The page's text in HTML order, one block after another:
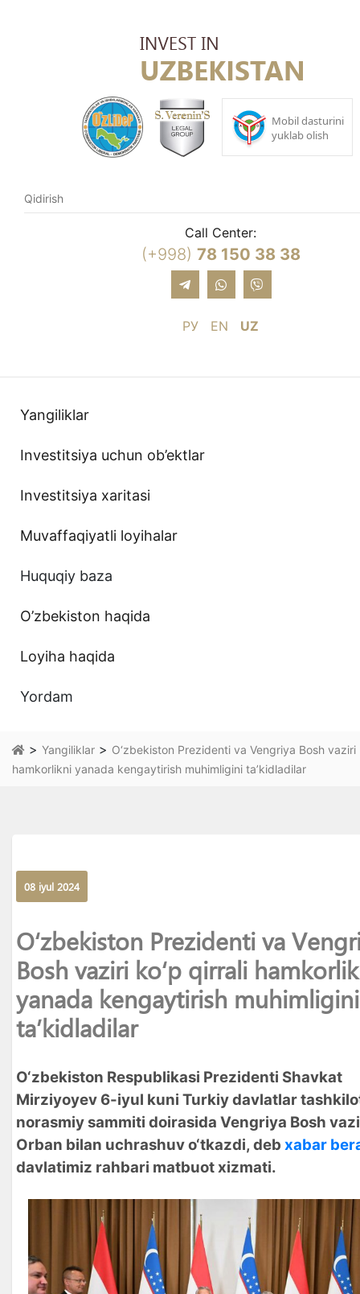
Call Center:
(+998) 78 150 38 38
РУ EN UZ
Yangiliklar
Investitsiya uchun ob’ektlar
Investitsiya xaritasi
Muvaffaqiyatli loyihalar
Huquqiy baza
O’zbekiston haqida
Loyiha haqida
Yordam
> Yangiliklar > O‘zbekiston Prezidenti va Vengriya Bosh vaziri
hamkorlikni yanada kengaytirish muhimligini ta’kidladilar
08 iyul 2024
O‘zbekiston Prezidenti va
Bosh vaziri ko‘p qirrali
yanada kengaytirish muhimligini
ta’kidladilar
O‘zbekiston Respublikasi Prezidenti Shavkat
Mirziyoyev 6-iyul kuni Turkiy davlatlar
norasmiy sammiti doirasida Vengriya Bosh
Orban bilan uchrashuv o‘tkazdi, deb xabar
davlatimiz rahbari matbuot xizmati.